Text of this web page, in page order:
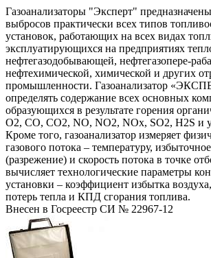
Газоанализаторы "Эксперт"
выбросов практически всех типов
установок, работающих на всех видах
эксплуатирующихся на предприятиях
нефтегазодобывающей, нефтегазопере-
нефтехимической, химической и других
промышленности. Газоанализатор
определять содержание всех основных
образующихся в результате горения
O2, CO, CO2, NO, NO2, NOx, SO2, H2S и
Кроме того, газоанализатор измеряет
газового потока – температуру,
(разрежение) и скорость потока в точке
вычисляет технологические параметры
установки – коэффициент избытка
потерь тепла и КПД сгорания топлива.
Внесен в Госреестр СИ № 22967-12